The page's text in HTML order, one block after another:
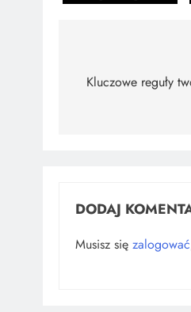
wpisu
Kluczowe reguły
DODAJ
Musisz się zalogować